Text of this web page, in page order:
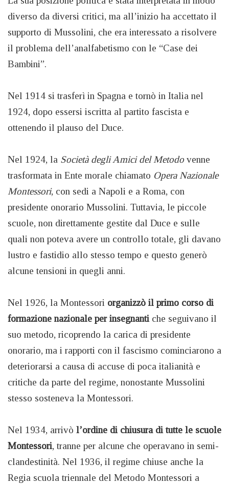
diverso da diversi critici, ma all’inizio ha accettato il
supporto di Mussolini, che era interessato a risolvere
il problema dell’analfabetismo con le “Case dei
Bambini”.
Nel 1914 si trasferì in Spagna e tornò in Italia nel
1924, dopo essersi iscritta al partito fascista e
ottenendo il plauso del Duce.
Nel 1924, la Società degli Amici del Metodo venne
trasformata in Ente morale chiamato Opera Nazionale
Montessori, con sedi a Napoli e a Roma, con
presidente onorario Mussolini. Tuttavia, le piccole
scuole, non direttamente gestite dal Duce e sulle
quali non poteva avere un controllo totale, gli davano
lustro e fastidio allo stesso tempo e questo generò
alcune tensioni in quegli anni.
Nel 1926, la Montessori organizzò il primo corso di
formazione nazionale per insegnanti che seguivano il
suo metodo, ricoprendo la carica di presidente
onorario, ma i rapporti con il fascismo cominciarono a
deteriorarsi a causa di accuse di poca italianità e
critiche da parte del regime, nonostante Mussolini
stesso sosteneva la Montessori.
Nel 1934, arrivò l’ordine di chiusura di tutte le scuole
Montessori, tranne per alcune che operavano in semi-
clandestinità. Nel 1936, il regime chiuse anche la
Regia scuola triennale del Metodo Montessori a